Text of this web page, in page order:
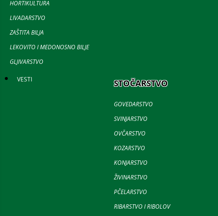
HORTIKULTURA
LIVADARSTVO
ZAŠTITA BILJA
LEKOVITO I MEDONOSNO BILJE
GLJIVARSTVO
VESTI STOČARSTVO
GOVEDARSTVO
SVINJARSTVO
OVČARSTVO
KOZARSTVO
KONJARSTVO
ŽIVINARSTVO
PČELARSTVO
RIBARSTVO I RIBOLOV